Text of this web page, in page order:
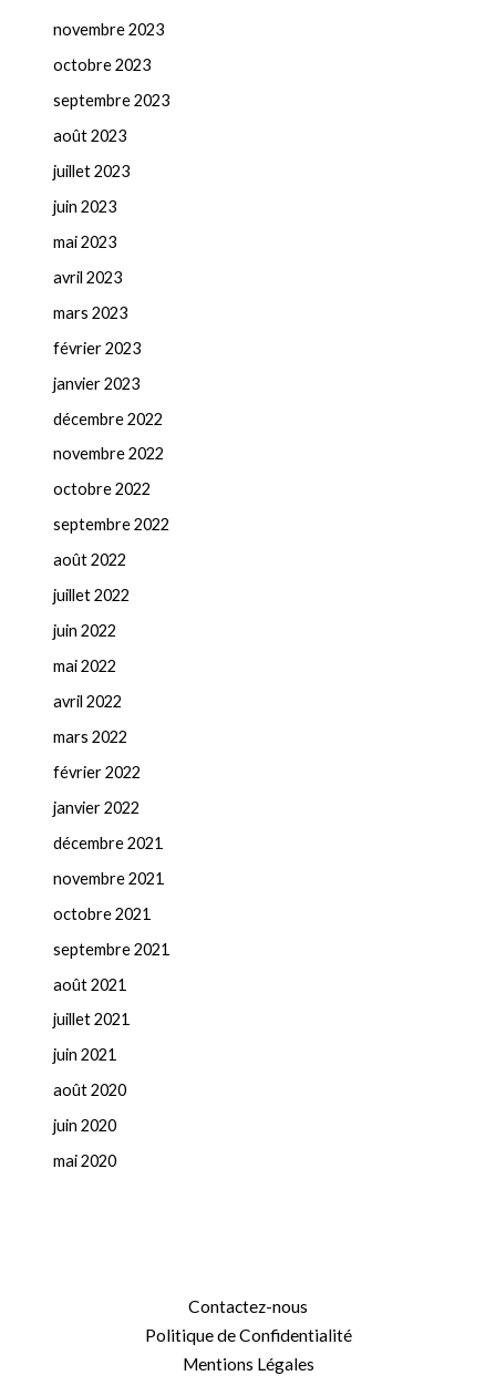
novembre 2023
octobre 2023
septembre 2023
août 2023
juillet 2023
juin 2023
mai 2023
avril 2023
mars 2023
février 2023
janvier 2023
décembre 2022
novembre 2022
octobre 2022
septembre 2022
août 2022
juillet 2022
juin 2022
mai 2022
avril 2022
mars 2022
février 2022
janvier 2022
décembre 2021
novembre 2021
octobre 2021
septembre 2021
août 2021
juillet 2021
juin 2021
août 2020
juin 2020
mai 2020
Contactez-nous
Politique de Confidentialité
Mentions Légales